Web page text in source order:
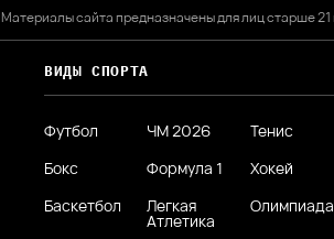
Материалы сайта предназначены для лиц старше 21
ВИДЫ СПОРТА
Футбол ЧМ 2026
Тенис
Бокс
Формула 1
Хокей
Баскетбол
Легкая
Атлетика
Олимпиада